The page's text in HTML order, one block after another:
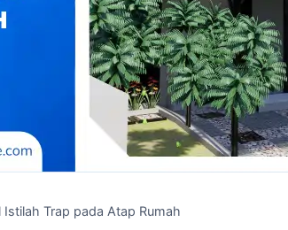
Istilah Trap pada Atap Rumah